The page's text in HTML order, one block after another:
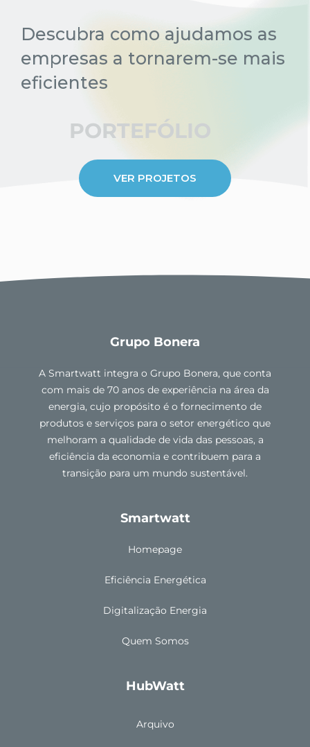
Descubra como ajudamos as
empresas a tornarem-se mais
eficientes
PORTEFÓLIO
VER PROJETOS
Grupo Bonera
A Smartwatt integra o Grupo Bonera, que conta
com mais de 70 anos de experiência na área da
energia, cujo propósito é o fornecimento de
produtos e serviços para o setor energético que
melhoram a qualidade de vida das pessoas, a
eficiência da economia e contribuem para a
transição para um mundo sustentável.
Smartwatt
Homepage
Eficiência Energética
Digitalização Energia
Quem Somos
HubWatt
Arquivo